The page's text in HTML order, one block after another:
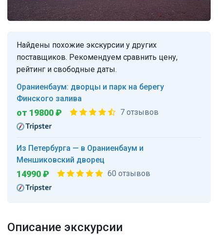
Описание экскурсии
Найдены похожие экскурсии у других
поставщиков. Рекомендуем сравнить цену,
рейтинг и свободные даты.
Ораниенбаум: дворцы и парк на берегу
Финского залива
от 19800 ₽ 7 отзывов
Из Петербурга — в Ораниенбаум и
Меншиковский дворец
14990 ₽ 60 отзывов